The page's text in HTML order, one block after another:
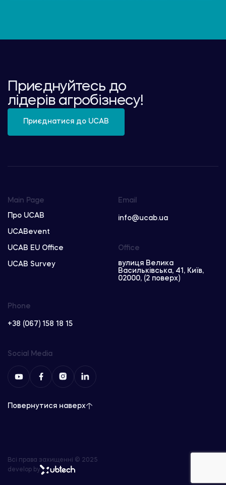
Приєднуйтесь до
лідерів агробізнесу!
Приєднатися до UCAB
Main Page
Про UCAB
UCABevent
UCAB EU Office
UCAB Survey
Email
info@ucab.ua
Phone
+38 (067) 158 18 15
Office
вулиця Велика
Васильківська, 41, Київ,
02000, (2 поверх)
Social Media
Повернутися наверх
Всі права захищенні © 2025
develop by